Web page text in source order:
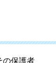
の保護者